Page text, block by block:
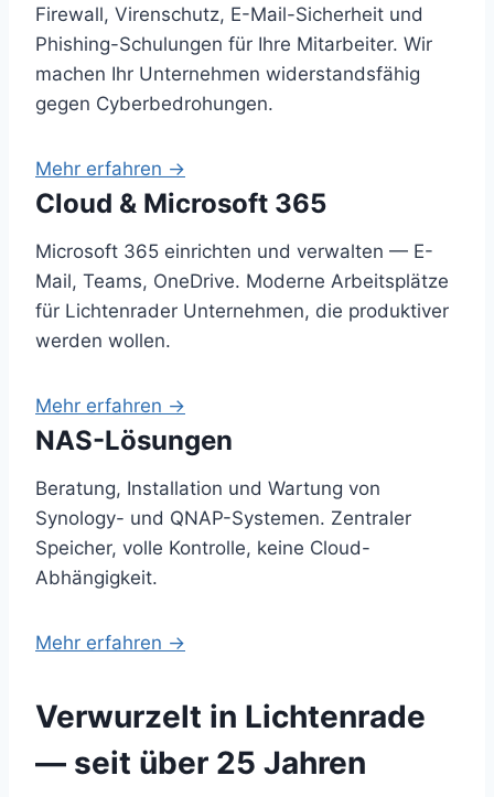
Firewall, Virenschutz, E-Mail-Sicherheit und
Phishing-Schulungen für Ihre Mitarbeiter. Wir
machen Ihr Unternehmen widerstandsfähig
gegen Cyberbedrohungen.
Mehr erfahren →
Cloud & Microsoft 365
Microsoft 365 einrichten und verwalten — E-
Mail, Teams, OneDrive. Moderne Arbeitsplätze
für Lichtenrader Unternehmen, die produktiver
werden wollen.
Mehr erfahren →
NAS-Lösungen
Beratung, Installation und Wartung von
Synology- und QNAP-Systemen. Zentraler
Speicher, volle Kontrolle, keine Cloud-
Abhängigkeit.
Mehr erfahren →
Verwurzelt in Lichtenrade
— seit über 25 Jahren